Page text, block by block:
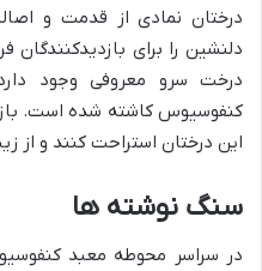
درختان نمادی از قدمت و
دلنشین را برای
درخت سرو معروفی وجود
کنفوسیوس کاشته شده است.
این درختان استراحت کنند و از
سنگ نوشته ها
در سراسر محوطه معبد